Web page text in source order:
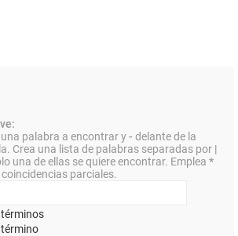
palabra a encontrar y- delante de la
Crea una lista de palabras separadas por |
una de ellas se quiere encontrar. Emplea *
parciales.